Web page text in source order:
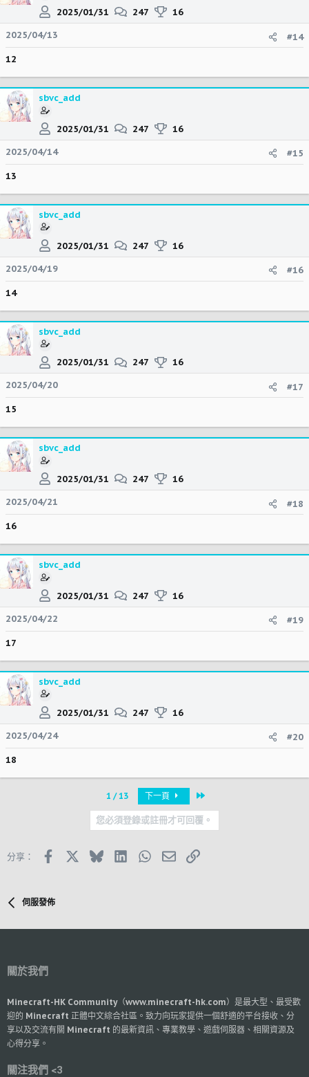
2025/01/31 247
16
2025/04/13
#14
12
sbvc_add
2025/01/31 247
16
2025/04/14
#15
13
sbvc_add
2025/01/31 247
16
2025/04/19
#16
14
sbvc_add
2025/01/31 247
16
2025/04/20
#17
15
sbvc_add
2025/01/31 247
16
2025/04/21
#18
16
sbvc_add
2025/01/31 247
16
2025/04/22
#19
17
sbvc_add
2025/01/31 247
16
2025/04/24
#20
18
1 / 13 下一頁
您必須登錄或註冊才可回覆。
分享： FacebookX (Twitter)
BlueskyLinkedInWhatsApp
郵件 鏈接
伺服發佈
關於我們
Minecraft-HK Community（www.minecraft-hk.com）是最大型、最受歡
迎的 Minecraft 正體中文綜合社區。致力向玩家提供一個舒適的平台接收、分
享以及交流有關 Minecraft 的最新資訊、專業教學、遊戲伺服器、相關資源及
心得分享。
關注我們 <3